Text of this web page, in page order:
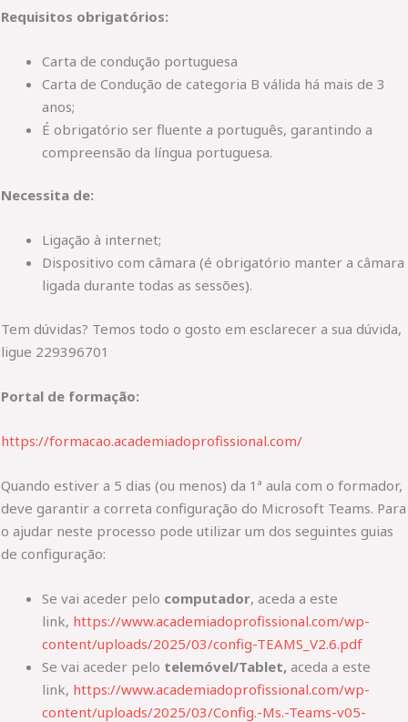
Requisitos obrigatórios:
Carta de condução portuguesa
Carta de Condução de categoria B válida há mais de 3
anos;
É obrigatório ser fluente a português, garantindo a
compreensão da língua portuguesa.
Necessita de:
Ligação à internet;
Dispositivo com câmara (é obrigatório manter a câmara
ligada durante todas as sessões).
Tem dúvidas? Temos todo o gosto em esclarecer a sua dúvida,
ligue 229396701
Portal de formação:
https://formacao.academiadoprofissional.com/
Quando estiver a 5 dias (ou menos) da 1ª aula com o formador,
deve garantir a correta configuração do Microsoft Teams. Para
o ajudar neste processo pode utilizar um dos seguintes guias
de configuração:
Se vai aceder pelo computador, aceda a este
link, https://www.academiadoprofissional.com/wp-
content/uploads/2025/03/config-TEAMS_V2.6.pdf
Se vai aceder pelo telemóvel/Tablet, aceda a este
link, https://www.academiadoprofissional.com/wp-
content/uploads/2025/03/Config.-Ms.-Teams-v05-